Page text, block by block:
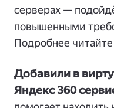
серверах —
повышенными
Подробнее читайте
Добавили в
Яндекс 360